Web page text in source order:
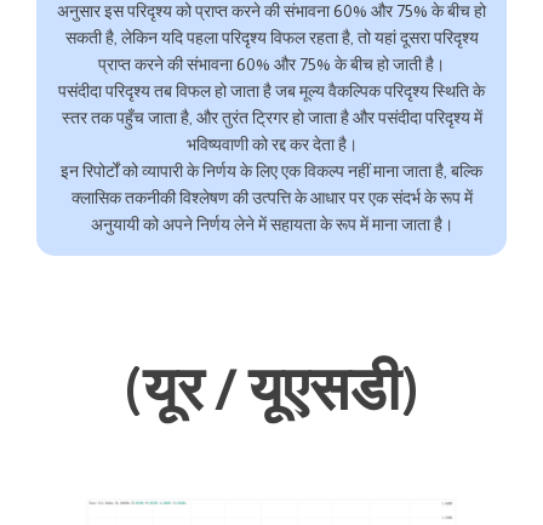
अनुसार इस परिदृश्य को प्राप्त करने की संभावना 60% और 75% के बीच हो
सकती है, लेकिन यदि पहला परिदृश्य विफल रहता है, तो यहां दूसरा परिदृश्य
प्राप्त करने की संभावना 60% और 75% के बीच हो जाती है।
पसंदीदा परिदृश्य तब विफल हो जाता है जब मूल्य वैकल्पिक परिदृश्य स्थिति के
स्तर तक पहुँच जाता है, और तुरंत ट्रिगर हो जाता है और पसंदीदा परिदृश्य में
भविष्यवाणी को रद्द कर देता है।
इन रिपोर्टों को व्यापारी के निर्णय के लिए एक विकल्प नहीं माना जाता है, बल्कि
क्लासिक तकनीकी विश्लेषण की उत्पत्ति के आधार पर एक संदर्भ के रूप में
अनुयायी को अपने निर्णय लेने में सहायता के रूप में माना जाता है।
(यूर / यूएसडी)